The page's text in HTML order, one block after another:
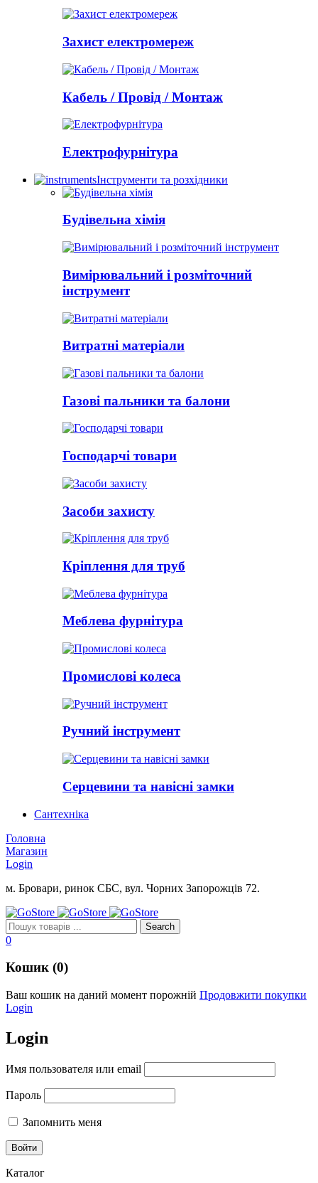
Захист електромереж
Кабель / Провід / Монтаж
Електрофурнітура
Інструменти та розхідники
Будівельна хімія
Вимірювальний і розміточний
інструмент
Витратні матеріали
Газові пальники та балони
Господарчі товари
Засоби захисту
Кріплення для труб
Меблева фурнітура
Промислові колеса
Ручний інструмент
Серцевини та навісні замки
Сантехніка
Головна
Магазин
Login
м. Бровари, ринок СБС, вул. Чорних Запорожців 72.
0
Кошик (0)
Ваш кошик на даний момент порожній Продовжити покупки
Login
Login
Имя пользователя или email
Пароль
Запомнить меня
Каталог